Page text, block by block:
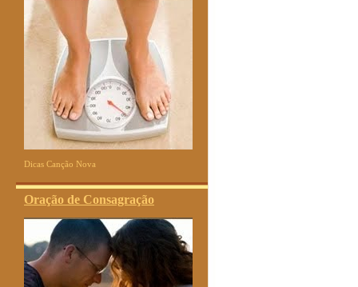
Dicas Canção Nova
Oração de Consagração